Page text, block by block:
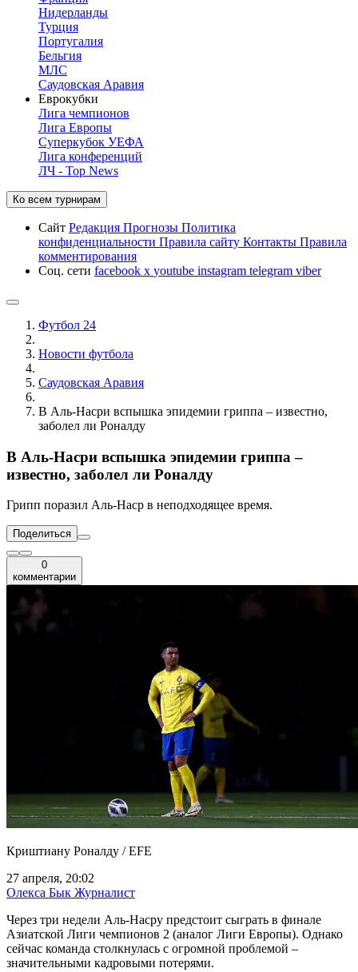
Нидерланды
Турция
Португалия
Бельгия
МЛС
Саудовская Аравия
Еврокубки
Лига чемпионов
Лига Европы
Суперкубок УЕФА
Лига конференций
ЛЧ - Top News
Ко всем турнирам
Сайт Редакция Прогнозы Политика
конфиденциальности Правила сайту Контакты Правила
комментирования
Соц. сети facebook x youtube instagram telegram viber
Футбол 24
Новости футбола
Саудовская Аравия
В Аль-Насри вспышка эпидемии гриппа – известно,
заболел ли Роналду
В Аль-Насри вспышка эпидемии гриппа –
известно, заболел ли Роналду
Грипп поразил Аль-Наср в неподходящее время.
Поделиться
0
комментарии
Криштиану Роналду / EFE
27 апреля, 20:02
Олекса Бык Журналист
Через три недели Аль-Насру предстоит сыграть в финале
Азиатской Лиги чемпионов 2 (аналог Лиги Европы). Однако
сейчас команда столкнулась с огромной проблемой –
значительными кадровыми потерями.